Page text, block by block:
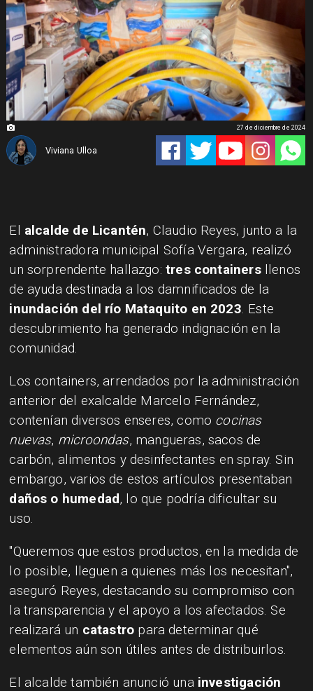
Viviana Ulloa
27 de diciembre de 2024
El alcalde de Licantén, Claudio Reyes, junto a la
administradora municipal Sofía Vergara, realizó
un sorprendente hallazgo:tres containersllenos
de ayuda destinada a los damnificados de la
inundación del río Mataquito en 2023. Este
descubrimiento ha generado indignación en la
comunidad.
Los containers, arrendados por la administración
anterior del exalcalde Marcelo Fernández,
contenían diversos enseres, como cocinas
nuevas, microondas, mangueras, sacos de
carbón, alimentos y desinfectantes en spray. Sin
embargo, varios de estos artículos presentaban
daños o humedad, lo que podría dificultar su
uso.
"Queremos que estos productos, en la medida de
lo posible, lleguen a quienes más los necesitan",
aseguró Reyes, destacando su compromiso con
la transparencia y el apoyo a los afectados. Se
realizará un catastro para determinar qué
elementos aún son útiles antes de distribuirlos.
El alcalde también anunció una investigación